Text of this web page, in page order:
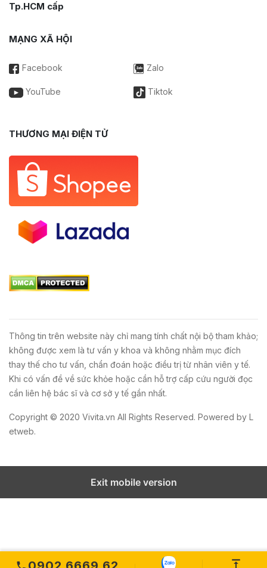
Tp.HCM cấp
MẠNG XÃ HỘI
Facebook Zalo
YouTube Tiktok
THƯƠNG MẠI ĐIỆN TỬ
Thông tin trên website này chỉ mang tính chất nội bộ tham khảo;
không được xem là tư vấn y khoa và không nhằm mục đích
thay thế cho tư vấn, chẩn đoán hoặc điều trị từ nhân viên y tế.
Khi có vấn đề về sức khỏe hoặc cần hỗ trợ cấp cứu người đọc
cần liên hệ bác sĩ và cơ sở y tế gần nhất.
Copyright © 2020 Vivita.vn All Rights Reserved. Powered by L
etweb.
Exit mobile version